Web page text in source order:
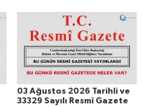
03 Ağustos 2026 Tarihli ve
33329 Sayılı Resmî Gazete